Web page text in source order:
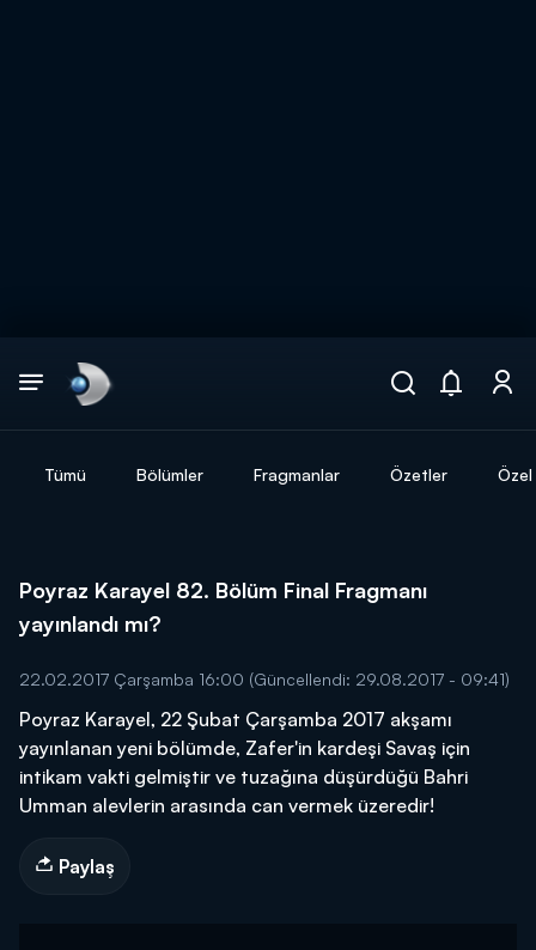
Tümü Bölümler Fragmanlar Özetler
Poyraz Karayel 82. Bölüm Final Fragmanı
yayınlandı mı?
22.02.2017 Çarşamba 16:00 (Güncellendi: 29.08.2017 - 09:41)
Poyraz Karayel, 22 Şubat Çarşamba 2017 akşamı
yayınlanan yeni bölümde, Zafer'in kardeşi Savaş için
intikam vakti gelmiştir ve tuzağına düşürdüğü Bahri
Umman alevlerin arasında can vermek üzeredir!
Paylaş